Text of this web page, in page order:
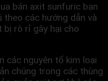
bán axit sunfuric bạn
theo các hướng dẫn và
bị rò rỉ gây hại cho
các nguyên tố kim loại
chúng trong các thùng